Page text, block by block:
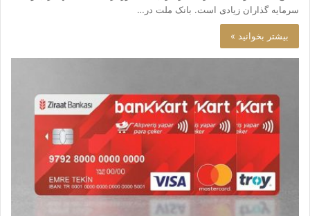
سرمایه گذاران زیادی است. بانک ملت در…
بیشتر بخوانید »